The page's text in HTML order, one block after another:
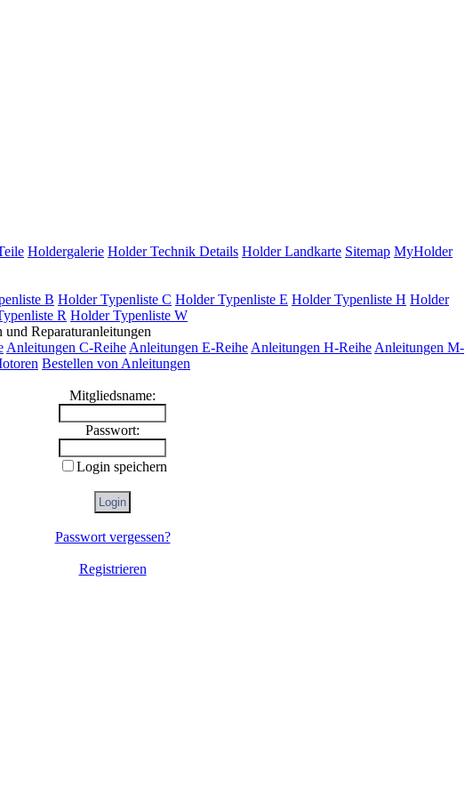
Holdergalerie Holder Technik Details Holder Landkarte Sitemap MyHolder
B Holder Typenliste C Holder Typenliste E Holder Typenliste H Holder
R Holder Typenliste W
Reparaturanleitungen
Anleitungen C-Reihe Anleitungen E-Reihe Anleitungen H-Reihe Anleitungen M-
Bestellen von Anleitungen
Mitgliedsname:
Passwort:
Login speichern
Passwort vergessen?
Registrieren